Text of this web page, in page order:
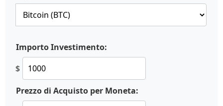
Importo Investimento:
$
Prezzo di Acquisto per Moneta: